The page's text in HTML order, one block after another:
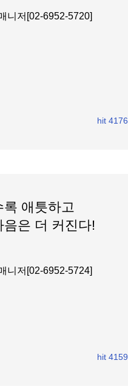
니저[02-6952-5720]
hit 4176
록 애틋하고
은 더 커진다!
니저[02-6952-5724]
hit 4159